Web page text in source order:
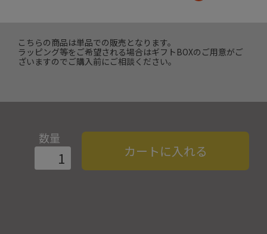
こちらの商品は単品での販売となります。
ラッピング等をご希望される場合はギフトBOXのご用意がご
ざいますのでご購入前にご相談ください。
数量
カートに入れる